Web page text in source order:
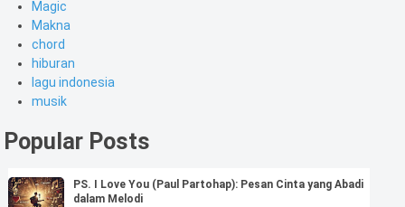
Magic
Makna
chord
hiburan
lagu indonesia
musik
Popular Posts
PS. I Love You (Paul Partohap): Pesan Cinta yang Abadi
dalam Melodi